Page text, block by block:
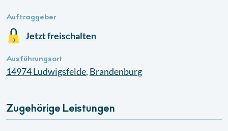
Auftraggeber
Jetzt freischalten
Ausführungsort
14974Ludwigsfelde, Brandenburg
Zugehörige Leistungen